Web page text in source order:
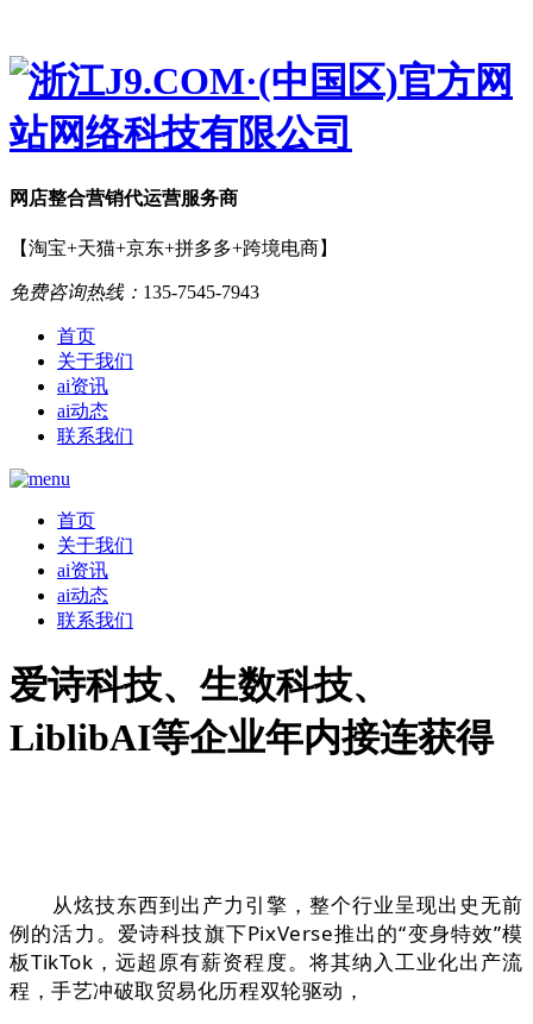
网店整合营销代运营服务商
【淘宝+天猫+京东+拼多多+跨境电商】
免费咨询热线： 135-7545-7943
首页
关于我们
ai资讯
ai动态
联系我们
首页
关于我们
ai资讯
ai动态
联系我们
爱诗科技、生数科技、
LiblibAI等企业年内接连获得
从炫技东西到出产力引擎，整个行业呈现出史无前
例的活力。爱诗科技旗下PixVerse推出的“变身特效”模
板TikTok，远超原有薪资程度。将其纳入工业化出产流
程，手艺冲破取贸易化历程双轮驱动，